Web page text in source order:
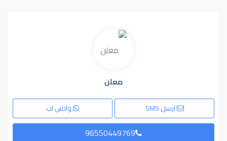
معلن
ارسل SMS واتس اب
96550449769